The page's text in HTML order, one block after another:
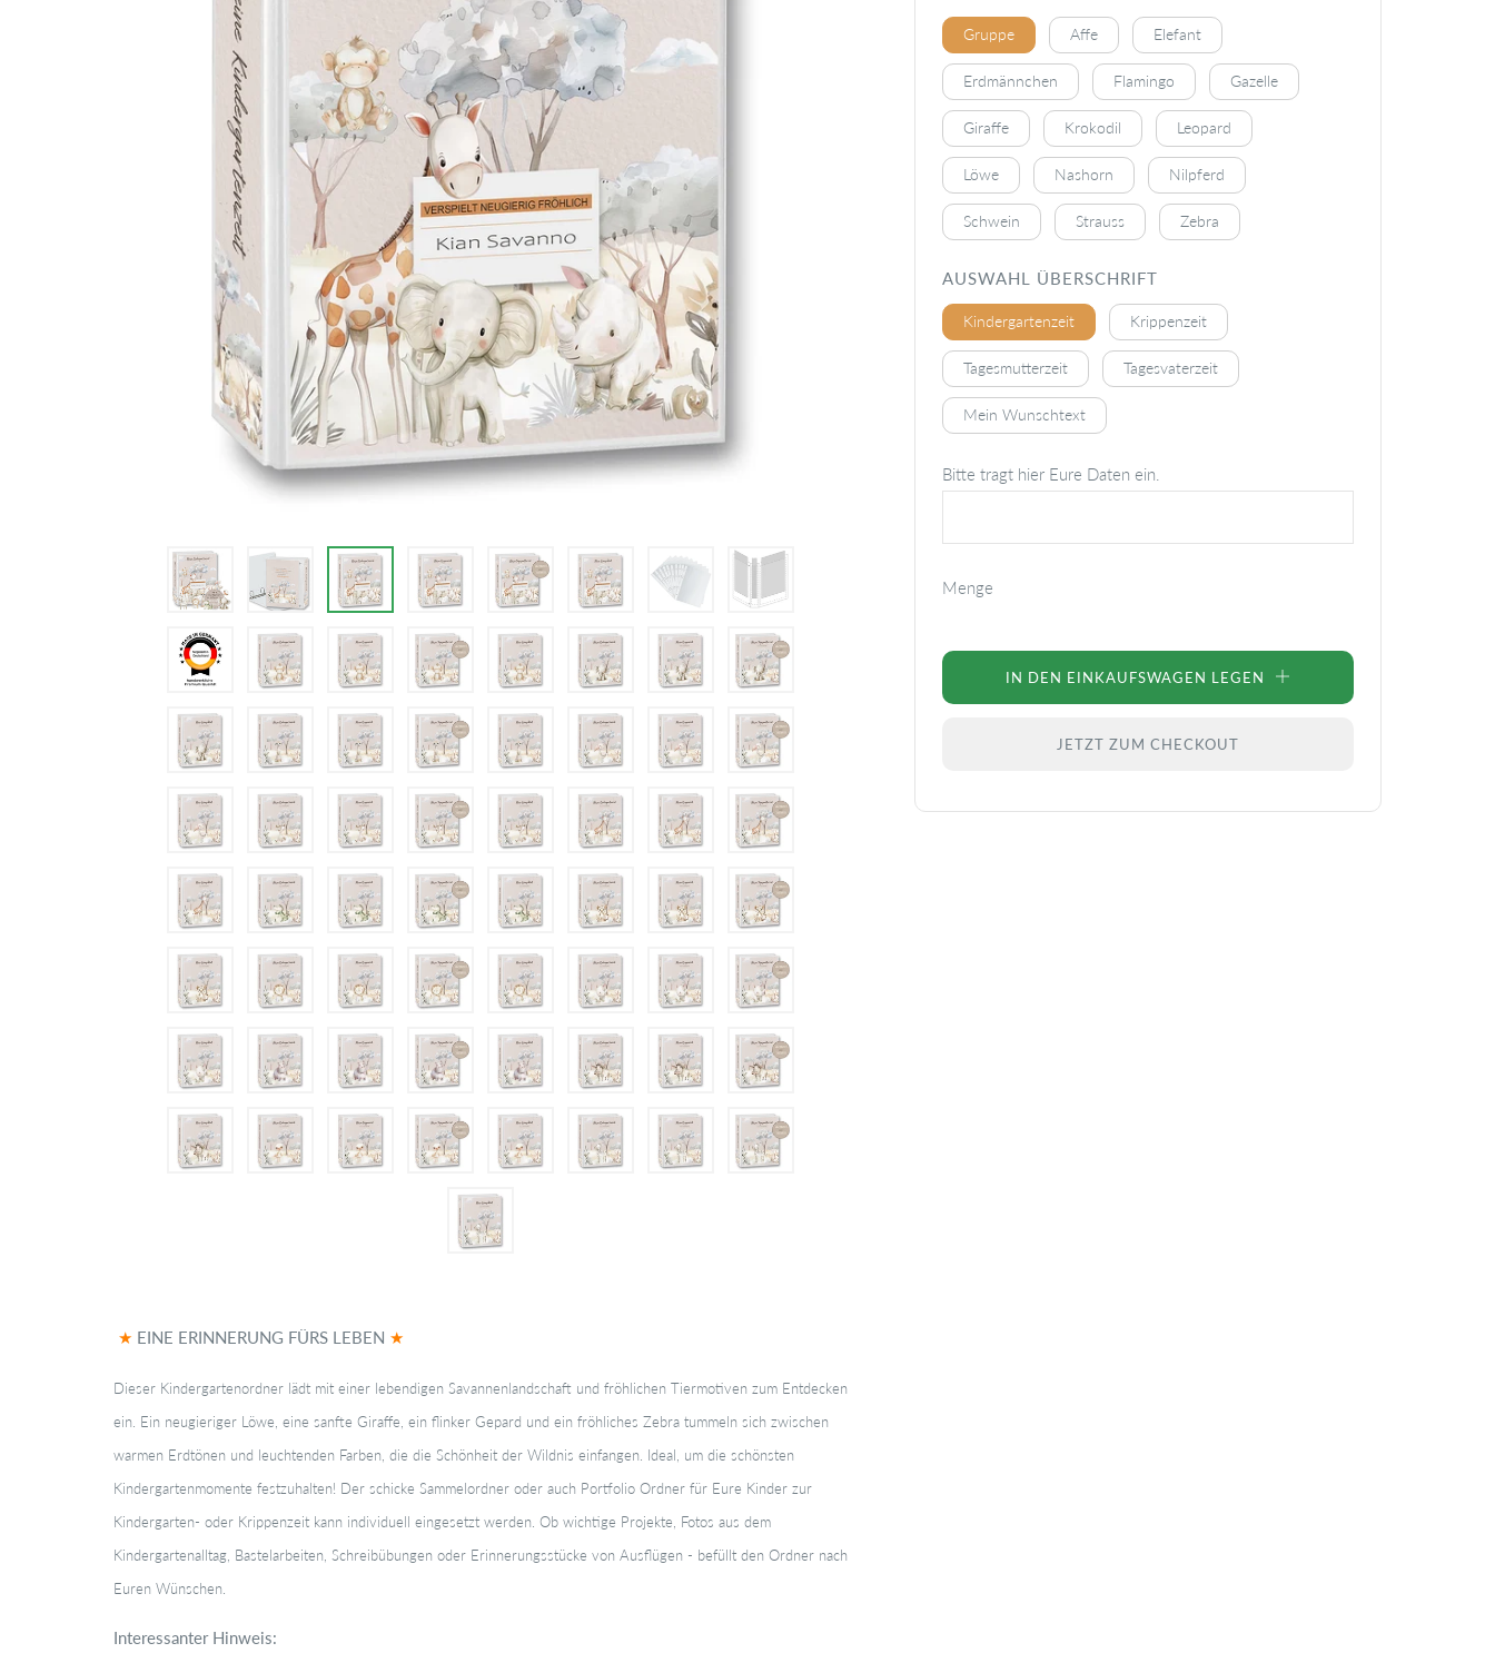
Gruppe Affe Elefant
Erdmännchen Flamingo Gazelle
Giraffe Krokodil Leopard
Löwe Nashorn Nilpferd
Schwein Strauss Zebra
AUSWAHL ÜBERSCHRIFT
Kindergartenzeit Krippenzeit
Tagesmutterzeit Tagesvaterzeit
Mein Wunschtext
Bitte tragt hier Eure Daten ein.
Menge
IN DEN EINKAUFSWAGEN LEGEN
JETZT ZUM CHECKOUT
★ EINE ERINNERUNG FÜRS LEBEN ★
Dieser Kindergartenordner lädt mit einer lebendigen Savannenlandschaft und fröhlichen Tiermotiven zum Entdecken
ein. Ein neugieriger Löwe, eine sanfte Giraffe, ein flinker Gepard und ein fröhliches Zebra tummeln sich zwischen
warmen Erdtönen und leuchtenden Farben, die die Schönheit der Wildnis einfangen. Ideal, um die schönsten
Kindergartenmomente festzuhalten! Der schicke Sammelordner oder auch Portfolio Ordner für Eure Kinder zur
Kindergarten- oder Krippenzeit kann individuell eingesetzt werden. Ob wichtige Projekte, Fotos aus dem
Kindergartenalltag, Bastelarbeiten, Schreibübungen oder Erinnerungsstücke von Ausflügen - befüllt den Ordner nach
Euren Wünschen.
Interessanter Hinweis: